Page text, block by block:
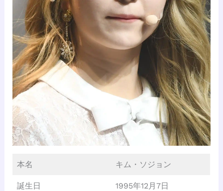
本名 キム・ソジョン
誕生日 1995年12月7日